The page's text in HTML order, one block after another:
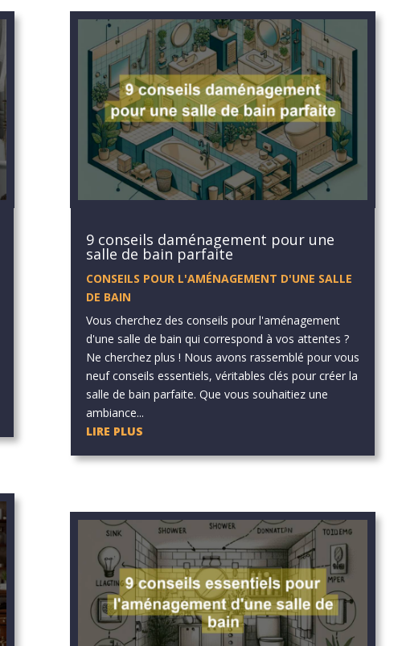
9 conseils daménagement pour une
salle de bain parfaite
CONSEILS POUR L'AMÉNAGEMENT D'UNE SALLE
DE BAIN
Vous cherchez des conseils pour l'aménagement
d'une salle de bain qui correspond à vos attentes ?
Ne cherchez plus ! Nous avons rassemblé pour vous
neuf conseils essentiels, véritables clés pour créer la
salle de bain parfaite. Que vous souhaitiez une
ambiance...
LIRE PLUS